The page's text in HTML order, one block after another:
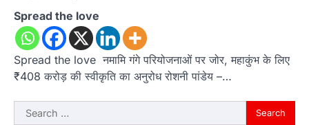
Spread the love
Spread the love नमामि गंगे परियोजनाओं पर जोर, महाकुंभ के लिए
₹408 करोड़ की स्वीकृति का अनुरोध रोशनी पांडेय –…
Search